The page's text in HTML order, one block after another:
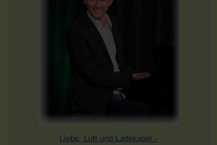
Liebe, Luft und Ladekabel -